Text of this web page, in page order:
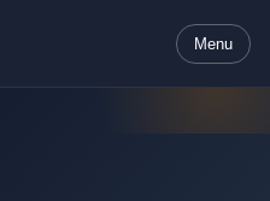
Menu